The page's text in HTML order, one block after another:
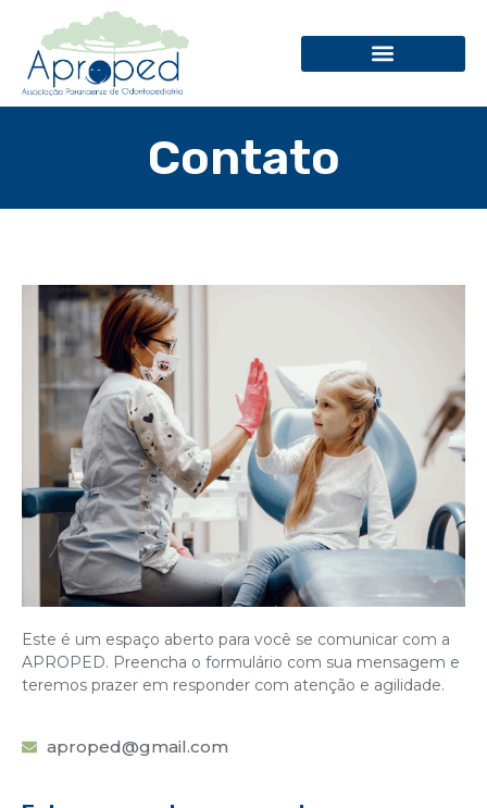
Contato
Este é um espaço aberto para você se comunicar com a
APROPED. Preencha o formulário com sua mensagem e
teremos prazer em responder com atenção e agilidade.
aproped@gmail.com